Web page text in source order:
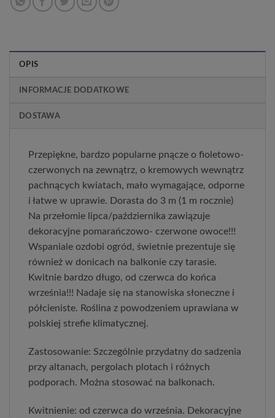
OPIS
INFORMACJE DODATKOWE
DOSTAWA
Przepiękne, bardzo popularne pnącze o fioletowo-
czerwonych na zewnątrz, o kremowych wewnątrz
pachnących kwiatach, mało wymagające, odporne
i łatwe w uprawie. Dorasta do 3 m (1 m rocznie)
Na przełomie lipca/października zawiązuje
dekoracyjne pomarańczowo- czerwone owoce!!!
Wspaniale ozdobi ogród, świetnie prezentuje się
również w donicach na balkonie czy tarasie.
Kwitnie bardzo długo, od czerwca do końca
września!!! Nadaje się na stanowiska słoneczne i
półcieniste. Roślina z powodzeniem uprawiana w
polskiej strefie klimatycznej.
Zastosowanie: Szczególnie przydatny do sadzenia
przy altanach, pergolach plotach i różnych
podporach. Można stosować na balkonach.
Kwitnienie: od czerwca do września. Dekoracyjne